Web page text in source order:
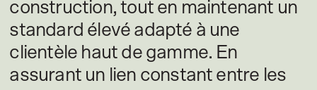
construction, tout en maintenant un
standard élevé adapté à une
clientèle haut de gamme. En
assurant un lien constant entre les